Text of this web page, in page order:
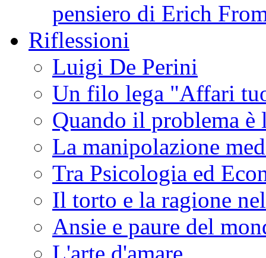
pensiero di Erich
Riflessioni
Luigi De Perini
Un filo lega "Affari
Quando il problema è
La manipolazione
Tra Psicologia ed
Il torto e la ragione
Ansie e paure del